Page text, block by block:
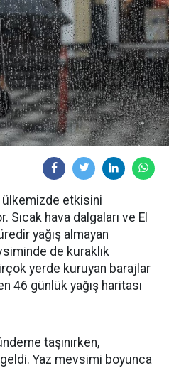
ülkemizde etkisini
hava dalgaları ve El
yağış almayan
de kuraklık
yerde kuruyan barajlar
46 günlük yağış haritası
taşınırken,
Yaz mevsimi boyunca